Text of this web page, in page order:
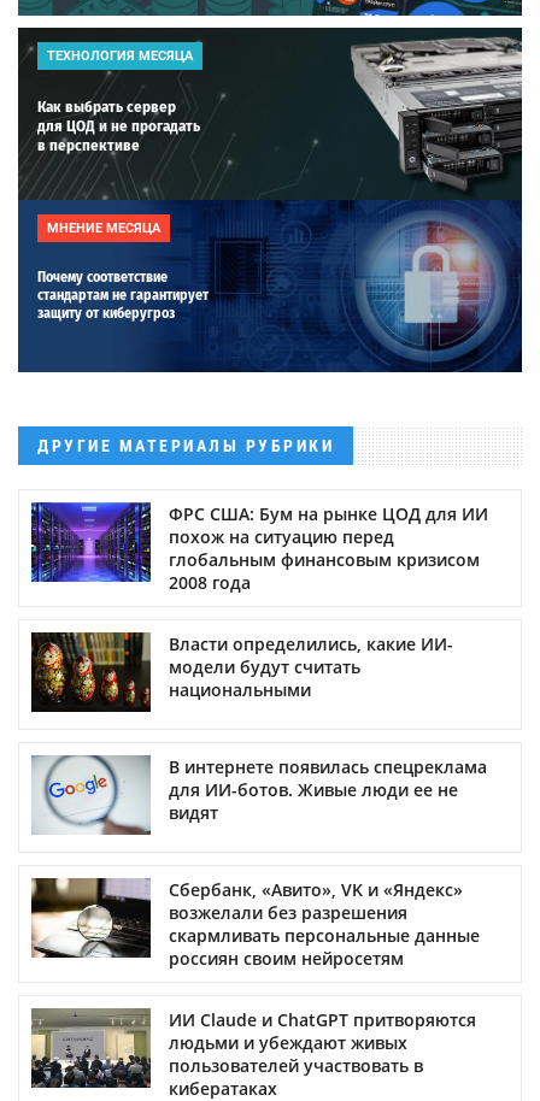
ТЕХНОЛОГИЯ МЕСЯЦА
Как выбрать сервер
для ЦОД и не прогадать
в перспективе
МНЕНИЕ МЕСЯЦА
Почему соответствие
стандартам не гарантирует
защиту от киберугроз
ДРУГИЕ МАТЕРИАЛЫ РУБРИКИ
ФРС США: Бум на рынке ЦОД для ИИ
похож на ситуацию перед
глобальным финансовым кризисом
2008 года
Власти определились, какие ИИ-
модели будут считать
национальными
В интернете появилась спецреклама
для ИИ-ботов. Живые люди ее не
видят
Сбербанк, «Авито», VK и «Яндекс»
возжелали без разрешения
скармливать персональные данные
россиян своим нейросетям
ИИ Claude и ChatGPT притворяются
людьми и убеждают живых
пользователей участвовать в
кибератаках